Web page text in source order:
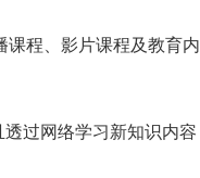
程、影片课程及教育
过网络学习新知识内容